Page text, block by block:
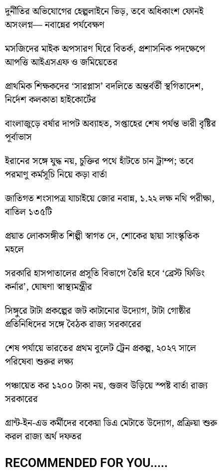
দুর্নীতির অভিযোগের হেল্পলাইনে ভিড়, তবে অধিকাংশ ফোনই
অসংলগ্ন— নবান্নের পর্যবেক্ষণ
মসজিদের মাইক অপসারণ ঘিরে বিতর্ক, প্রশাসনিক পদক্ষেপে
আপত্তি আইএসএফ ও জমিয়েতের
প্রাথমিক শিক্ষকদের ‘সারপ্লাস’ বদলিতে অন্তর্বর্তী স্থগিতাদেশ,
নির্দেশ কলকাতা হাইকোর্টের
বাংলাজুড়ে বর্ষার দাপট অব্যাহত, সপ্তাহের শেষ পর্যন্ত ভারী বৃষ্টির
পূর্বাভাস
ইরানের সঙ্গে যুদ্ধ নয়, চুক্তির পথে হাঁটতে চান ট্রাম্প; তবে
পরমাণু কর্মসূচি নিয়ে কড়া বার্তা
জাতিগত শংসাপত্র যাচাইয়ে জোর নবান্ন, ১.২২ লক্ষ নথি পরীক্ষা,
বাতিল ১৩৫টি
প্রয়াত লোকসঙ্গীত শিল্পী স্বাগত দে, শোকের ছায়া সাংস্কৃতিক
মহলে
সরকারি হাসপাতালের প্রসূতি বিভাগে তৈরি হবে ‘ব্রেস্ট ফিডিং
কর্নার’, ঘোষণা স্বাস্থ্যমন্ত্রীর
সিঙ্গুরে টাটা প্রকল্পের জট কাটানোর উদ্যোগ, টাটা গোষ্ঠীর
প্রতিনিধিদের সঙ্গে বৈঠক রাজ্য সরকারের
শেষ পর্যায়ে ভারতের প্রথম বুলেট ট্রেন প্রকল্প, ২০২৭ সালে
পরিষেবা শুরুর লক্ষ্য
পঞ্চায়েত কর ১২০০ টাকা নয়, গুজব উড়িয়ে স্পষ্ট বার্তা রাজ্য
সরকারের
গ্রান্ট-ইন-এড কর্মীদের বকেয়া ডিএ মেটাতে উদ্যোগ, প্রক্রিয়া শুরু
করল রাজ্য অর্থ দফতর
RECOMMENDED FOR YOU.....